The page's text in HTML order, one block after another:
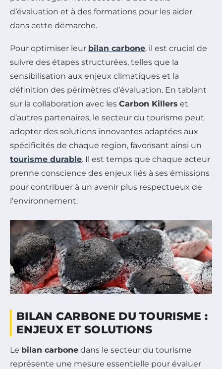
d’évaluation et à des formations pour les aider
dans cette démarche.
Pour optimiser leur bilan carbone, il est crucial de
suivre des étapes structurées, telles que la
sensibilisation aux enjeux climatiques et la
définition des périmètres d’évaluation. En tablant
sur la collaboration avec les Carbon Killers et
d’autres partenaires, le secteur du tourisme peut
adopter des solutions innovantes adaptées aux
spécificités de chaque region, favorisant ainsi un
tourisme durable. Il est temps que chaque acteur
prenne conscience des enjeux liés à ses émissions
pour contribuer à un avenir plus respectueux de
l’environnement.
BILAN CARBONE DU TOURISME :
ENJEUX ET SOLUTIONS
Le bilan carbone dans le secteur du tourisme
représente une mesure essentielle pour évaluer